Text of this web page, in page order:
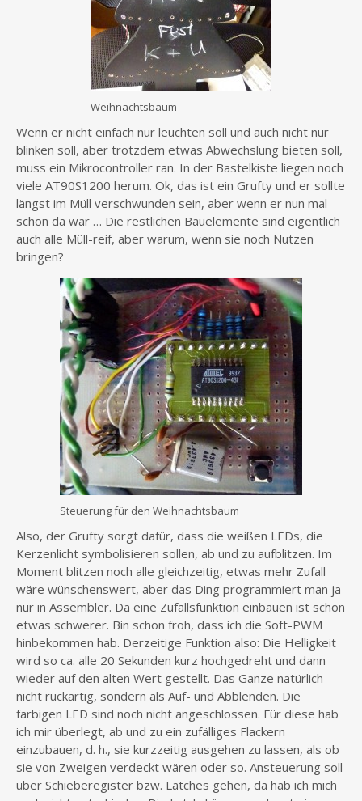
Weihnachtsbaum
Wenn er nicht einfach nur leuchten soll und auch nicht nur
blinken soll, aber trotzdem etwas Abwechslung bieten soll,
muss ein Mikrocontroller ran. In der Bastelkiste liegen noch
viele AT90S1200 herum. Ok, das ist ein Grufty und er sollte
längst im Müll verschwunden sein, aber wenn er nun mal
schon da war … Die restlichen Bauelemente sind eigentlich
auch alle Müll-reif, aber warum, wenn sie noch Nutzen
bringen?
Steuerung für den Weihnachtsbaum
Also, der Grufty sorgt dafür, dass die weißen LEDs, die
Kerzenlicht symbolisieren sollen, ab und zu aufblitzen. Im
Moment blitzen noch alle gleichzeitig, etwas mehr Zufall
wäre wünschenswert, aber das Ding programmiert man ja
nur in Assembler. Da eine Zufallsfunktion einbauen ist schon
etwas schwerer. Bin schon froh, dass ich die Soft-PWM
hinbekommen hab. Derzeitige Funktion also: Die Helligkeit
wird so ca. alle 20 Sekunden kurz hochgedreht und dann
wieder auf den alten Wert gestellt. Das Ganze natürlich
nicht ruckartig, sondern als Auf- und Abblenden. Die
farbigen LED sind noch nicht angeschlossen. Für diese hab
ich mir überlegt, ab und zu ein zufälliges Flackern
einzubauen, d. h., sie kurzzeitig ausgehen zu lassen, als ob
sie von Zweigen verdeckt wären oder so. Ansteuerung soll
über Schieberegister bzw. Latches gehen, da hab ich mich